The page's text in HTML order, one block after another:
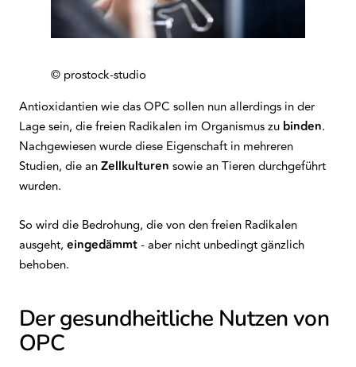
© prostock-studio
Antioxidantien wie das OPC sollen nun allerdings in der
Lage sein, die freien Radikalen im Organismus zu binden.
Nachgewiesen wurde diese Eigenschaft in mehreren
Studien, die anZellkulturen sowie an Tieren durchgeführt
wurden.
So wird die Bedrohung, die von den freien Radikalen
ausgeht, eingedämmt- aber nicht unbedingt gänzlich
behoben.
Der gesundheitliche Nutzen von
OPC